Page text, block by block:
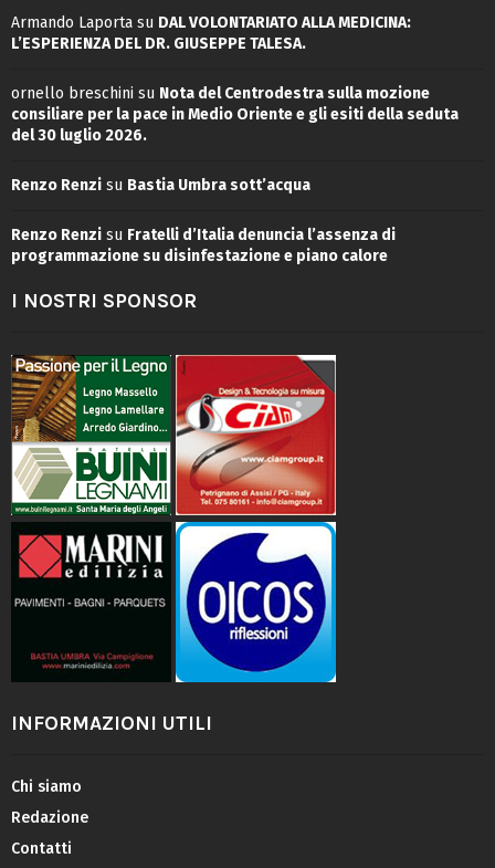
Armando Laporta su DAL VOLONTARIATO ALLA MEDICINA:
L’ESPERIENZA DEL DR. GIUSEPPE TALESA.
ornello breschini su Nota del Centrodestra sulla mozione
consiliare per la pace in Medio Oriente e gli esiti della seduta
del 30 luglio 2026.
Renzo Renzi su Bastia Umbra sott’acqua
Renzo Renzi su Fratelli d’Italia denuncia l’assenza di
programmazione su disinfestazione e piano calore
I NOSTRI SPONSOR
INFORMAZIONI UTILI
Chi siamo
Redazione
Contatti